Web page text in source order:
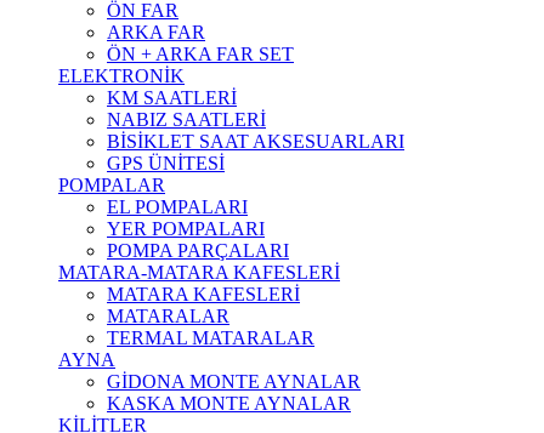
ÖN FAR
ARKA FAR
ÖN + ARKA FAR SET
ELEKTRONİK
KM SAATLERİ
NABIZ SAATLERİ
BİSİKLET SAAT AKSESUARLARI
GPS ÜNİTESİ
POMPALAR
EL POMPALARI
YER POMPALARI
POMPA PARÇALARI
MATARA-MATARA KAFESLERİ
MATARA KAFESLERİ
MATARALAR
TERMAL MATARALAR
AYNA
GİDONA MONTE AYNALAR
KASKA MONTE AYNALAR
KİLİTLER